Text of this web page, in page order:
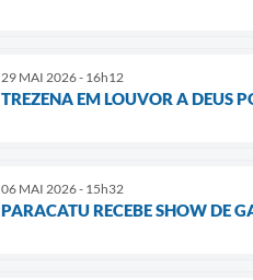
29 MAI 2026 - 16h12
TREZENA EM LOUVOR A DEUS
06 MAI 2026 - 15h32
PARACATU RECEBE SHOW DE